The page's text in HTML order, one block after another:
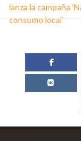
lanza la campaña
consumo local’